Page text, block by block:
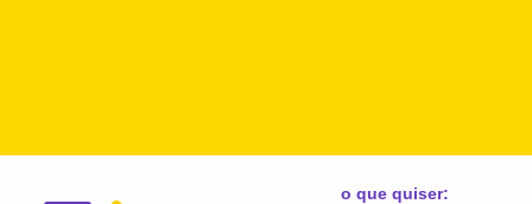
o que quiser: